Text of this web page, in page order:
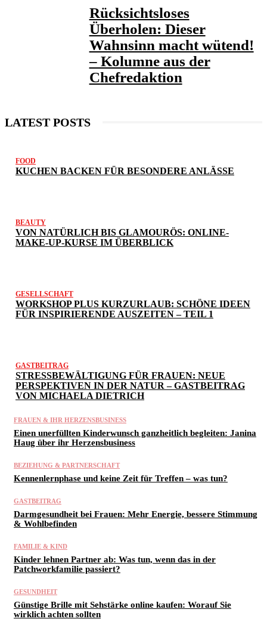
Rücksichtsloses
Überholen: Dieser
Wahnsinn macht wütend!
– Kolumne aus der
Chefredaktion
LATEST POSTS
FOOD
KUCHEN BACKEN FÜR BESONDERE ANLÄSSE
BEAUTY
VON NATÜRLICH BIS GLAMOURÖS: ONLINE-
MAKE-UP-KURSE IM ÜBERBLICK
GESELLSCHAFT
WORKSHOP PLUS KURZURLAUB: SCHÖNE IDEEN
FÜR INSPIRIERENDE AUSZEITEN – TEIL 1
GASTBEITRAG
STRESSBEWÄLTIGUNG FÜR FRAUEN: NEUE
PERSPEKTIVEN IN DER NATUR – GASTBEITRAG
VON MICHAELA DIETRICH
FRAUEN & IHR HERZENSBUSINESS
Einen unerfüllten Kinderwunsch ganzheitlich begleiten: Janina
Haug über ihr Herzensbusiness
BEZIEHUNG & PARTNERSCHAFT
Kennenlernphase und keine Zeit für Treffen – was tun?
GASTBEITRAG
Darmgesundheit bei Frauen: Mehr Energie, bessere Stimmung
& Wohlbefinden
FAMILIE & KIND
Kinder lehnen Partner ab: Was tun, wenn das in der
Patchworkfamilie passiert?
GESUNDHEIT
Günstige Brille mit Sehstärke online kaufen: Worauf Sie
wirklich achten sollten